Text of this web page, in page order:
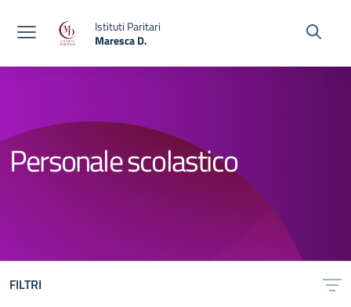
Istituti Paritari
Maresca D.
Personale scolastico
FILTRI